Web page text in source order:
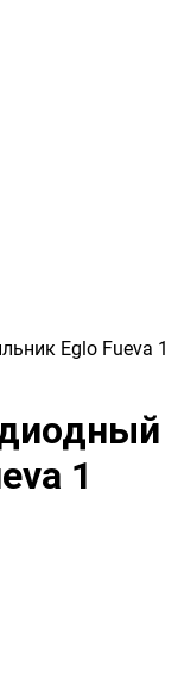
Eglo Fueva 1
1